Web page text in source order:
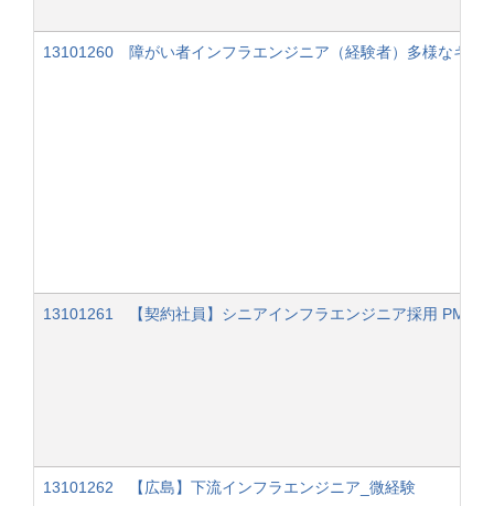
13101260 障がい者インフラエンジニア（経験者）多様なキャ
13101261 【契約社員】シニアインフラエンジニア採用 PM
13101262 【広島】下流インフラエンジニア_微経験